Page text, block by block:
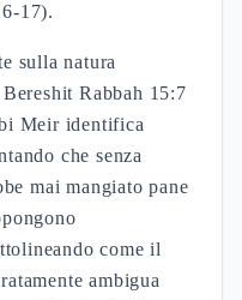
17).
sulla natura
Rabbah 15:7
Meir identifica
che senza
mai mangiato pane
come il
ambigua